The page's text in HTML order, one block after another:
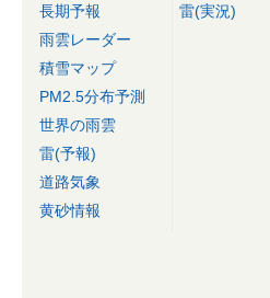
長期予報
雨雲レーダー
積雪マップ
PM2.5分布予測
世界の雨雲
雷(予報)
道路気象
黄砂情報
雷(実況)